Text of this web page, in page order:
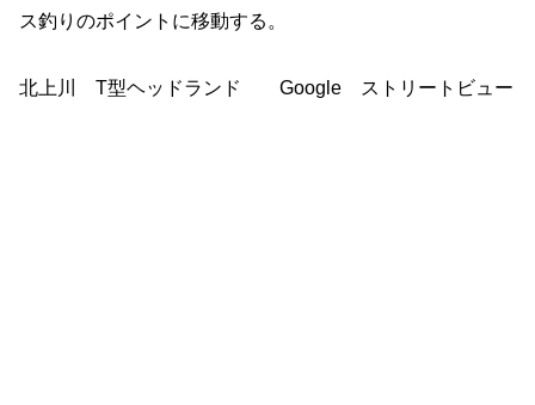
ス釣りのポイントに移動する。
北上川 T型ヘッドランド Google ストリートビュー